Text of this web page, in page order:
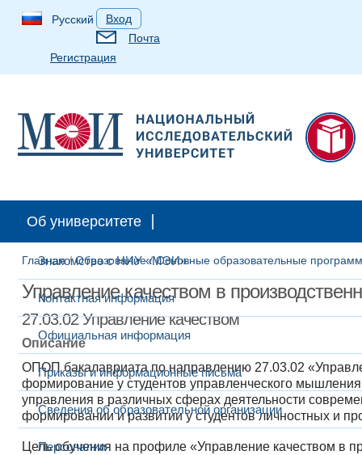
Русский
Вход
Почта
Регистрация
Об университете
Знакомство с НИУ «МЭИ»
Контактная информация
Официальная информация
Приказы и информационные письма
Сведения об образовательной организации
Персоналии
Главная/Образование/Основные образовательные
Управление качеством в
27.03.02 Управление качеством
Описание
ОПОП бакалавриата по направлению 27.03.02
формирование у студентов управленческого
управления в различных сферах деятельности
формировании и развитии у студентов личностных и
Цель обучения на профиле «Управление качеством в